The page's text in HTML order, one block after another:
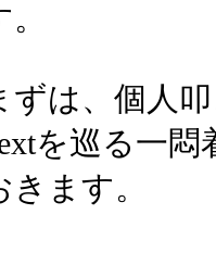
ずは、個人
を巡る一
きます。